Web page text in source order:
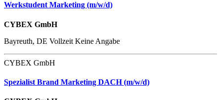
Werkstudent Marketing (m/w/d)
CYBEX GmbH
Bayreuth, DE Vollzeit Keine Angabe
CYBEX GmbH
Spezialist Brand Marketing DACH (m/w/d)